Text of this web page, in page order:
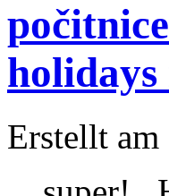
Erstellt